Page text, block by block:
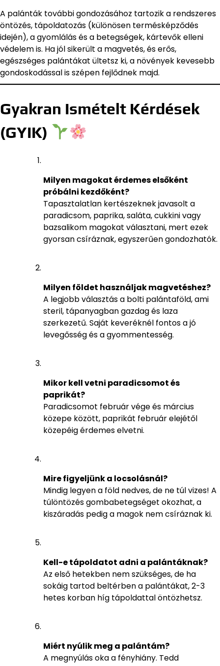
A palánták további gondozásához tartozik a rendszeres
öntözés, tápoldatozás (különösen termésképződés
idején), a gyomlálás és a betegségek, kártevők elleni
védelem is. Ha jól sikerült a magvetés, és erős,
egészséges palántákat ültetsz ki, a növények kevesebb
gondoskodással is szépen fejlődnek majd.
Gyakran Ismételt Kérdések
(GYIK)
Milyen magokat érdemes elsőként
próbálni kezdőként?
Tapasztalatlan kertészeknek javasolt a
paradicsom, paprika, saláta, cukkini vagy
bazsalikom magokat választani, mert ezek
gyorsan csíráznak, egyszerűen gondozhatók.
Milyen földet használjak magvetéshez?
A legjobb választás a bolti palántaföld, ami
steril, tápanyagban gazdag és laza
szerkezetű. Saját keveréknél fontos a jó
levegősség és a gyommentesség.
Mikor kell vetni paradicsomot és
paprikát?
Paradicsomot február vége és március
közepe között, paprikát február elejétől
közepéig érdemes elvetni.
Mire figyeljünk a locsolásnál?
Mindig legyen a föld nedves, de ne túl vizes! A
túlöntözés gombabetegséget okozhat, a
kiszáradás pedig a magok nem csíráznak ki.
Kell-e tápoldatot adni a palántáknak?
Az első hetekben nem szükséges, de ha
sokáig tartod beltérben a palántákat, 2-3
hetes korban híg tápoldattal öntözhetsz.
Miért nyúlik meg a palántám?
A megnyúlás oka a fényhiány. Tedd